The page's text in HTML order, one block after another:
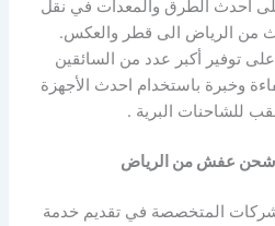
أحدث الطرق والمعدات في نقل
من الرياض الى قطر والعكس.
توفير أكبر عدد من السائقين
وخبرة باستخدام احدث الأجهزة
للشاحنات البرية .
عفش من الرياض
المتخصصة في تقديم خدمة